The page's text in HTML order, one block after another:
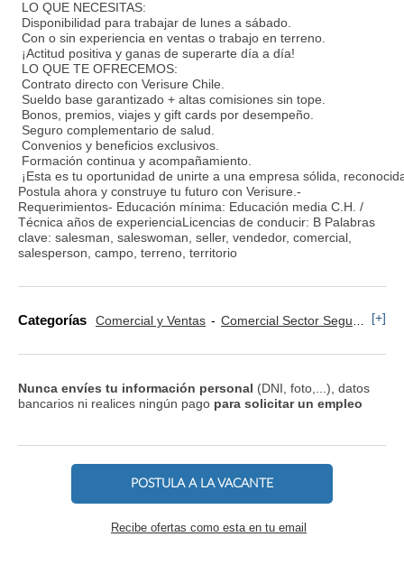
LO QUE NECESITAS:
Disponibilidad para trabajar de lunes a sábado.
Con o sin experiencia en ventas o trabajo en terreno.
¡Actitud positiva y ganas de superarte día a día!
LO QUE TE OFRECEMOS:
Contrato directo con Verisure Chile.
Sueldo base garantizado + altas comisiones sin tope.
Bonos, premios, viajes y gift cards por desempeño.
Seguro complementario de salud.
Convenios y beneficios exclusivos.
Formación continua y acompañamiento.
¡Esta es tu oportunidad de unirte a una empresa sólida,
Postula ahora y construye tu futuro con Verisure.-
Requerimientos- Educación mínima: Educación media C.H. /
Técnica años de experienciaLicencias de conducir: B Palabras
clave: salesman, saleswoman, seller, vendedor, comercial,
salesperson, campo, terreno, territorio
Categorías Comercial y Ventas Comercial Sector Seguros [+]
Nunca envíes tu información personal (DNI, foto,...), datos
bancarios ni realices ningún pago para solicitar un empleo
POSTULA A LA VACANTE
Recibe ofertas como esta en tu email